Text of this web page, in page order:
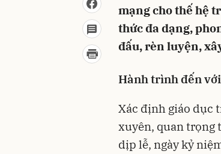
mạng cho thế hệ
thức đa dạng,
đấu, rèn luyện,
Hành trình đến
Xác định giáo dục
xuyên, quan trọng
dịp lễ, ngày kỷ